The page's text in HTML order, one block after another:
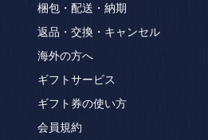
梱包・配送・納期
返品・交換・キャンセル
海外の方へ
ギフトサービス
ギフト券の使い方
会員規約